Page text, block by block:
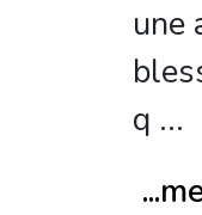
une
q ...